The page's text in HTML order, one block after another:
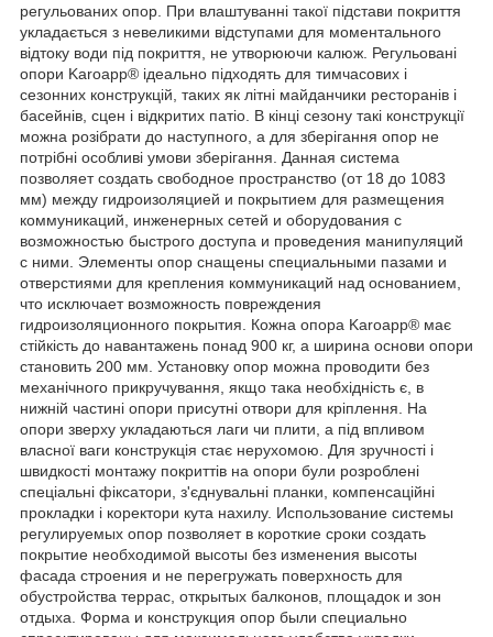
регульованих опор. При влаштуванні такої підстави покриття
укладається з невеликими відступами для моментального
відтоку води під покриття, не утворюючи калюж. Регульовані
опори Karoapp® ідеально підходять для тимчасових і
сезонних конструкцій, таких як літні майданчики ресторанів і
басейнів, сцен і відкритих патіо. В кінці сезону такі конструкції
можна розібрати до наступного, а для зберігання опор не
потрібні особливі умови зберігання. Данная система
позволяет создать свободное пространство (от 18 до 1083
мм) между гидроизоляцией и покрытием для размещения
коммуникаций, инженерных сетей и оборудования с
возможностью быстрого доступа и проведения манипуляций
с ними. Элементы опор снащены специальными пазами и
отверстиями для крепления коммуникаций над основанием,
что исключает возможность повреждения
гидроизоляционного покрытия. Кожна опора Karoapp® має
стійкість до навантажень понад 900 кг, а ширина основи опори
становить 200 мм. Установку опор можна проводити без
механічного прикручування, якщо така необхідність є, в
нижній частині опори присутні отвори для кріплення. На
опори зверху укладаються лаги чи плити, а під впливом
власної ваги конструкція стає нерухомою. Для зручності і
швидкості монтажу покриттів на опори були розроблені
спеціальні фіксатори, з'єднувальні планки, компенсаційні
прокладки і коректори кута нахилу. Использование системы
регулируемых опор позволяет в короткие сроки создать
покрытие необходимой высоты без изменения высоты
фасада строения и не перегружать поверхность для
обустройства террас, открытых балконов, площадок и зон
отдыха. Форма и конструкция опор были специально